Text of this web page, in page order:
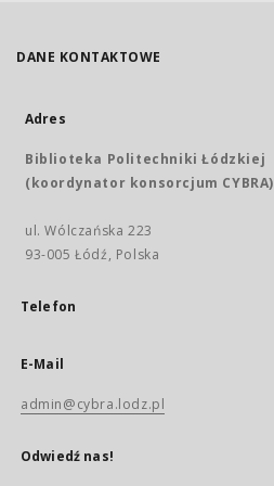
DANE KONTAKTOWE
Adres
Biblioteka Politechniki Łódzkiej
(koordynator konsorcjum CYBRA)
ul. Wólczańska 223
93-005 Łódź, Polska
Telefon
E-Mail
admin@cybra.lodz.pl
Odwiedź nas!